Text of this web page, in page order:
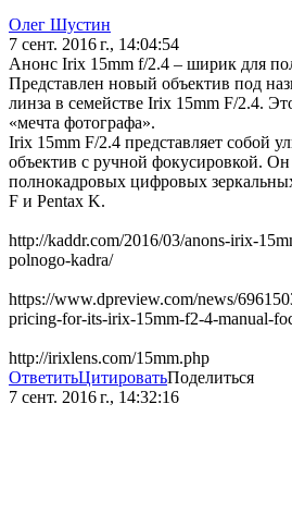
Олег Шустин
7 сент. 2016 г., 14:04:54
Анонс Irix 15mm f/2.4 – ширик для
Представлен новый объектив под
линза в семействе Irix 15mm F/2.4.
«мечта фотографа».
Irix 15mm F/2.4 представляет собой
объектив с ручной фокусировкой. Он
полнокадровых цифровых
F и Pentax K.
http://kaddr.com/2016/03/anons-irix-
polnogo-kadra/
https://www.dpreview.com/news/
pricing-for-its-irix-15mm-f2-4-manual-
http://irixlens.com/15mm.php
ОтветитьЦитироватьПоделиться
7 сент. 2016 г., 14:32:16